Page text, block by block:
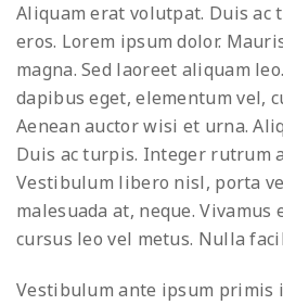
Aliquam erat volutpat. Duis ac
eros. Lorem ipsum dolor.
magna. Sed laoreet aliquam
dapibus eget, elementum vel,
Aenean auctor wisi et urna.
Duis ac turpis. Integer rutrum
Vestibulum libero nisl, porta
malesuada at, neque. Vivamus
cursus leo vel metus. Nulla
Vestibulum ante ipsum primis